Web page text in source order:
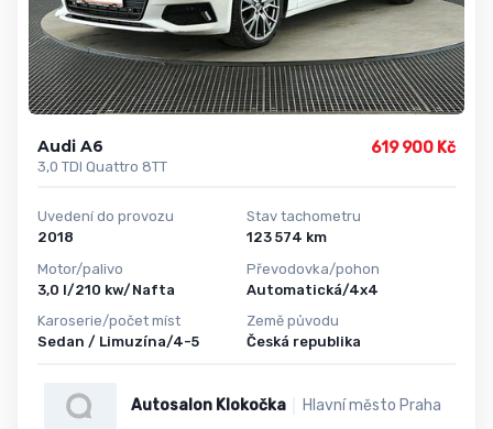
Audi A6
3,0 TDI Quattro 8TT
619 900 Kč
Uvedení do provozu
2018
Motor/palivo
3,0 l/210 kw/Nafta
Karoserie/počet míst
Sedan / Limuzína/4-5
Stav tachometru
123 574 km
Převodovka/pohon
Automatická/4x4
Země původu
Česká republika
Autosalon Klokočka Hlavní město Praha